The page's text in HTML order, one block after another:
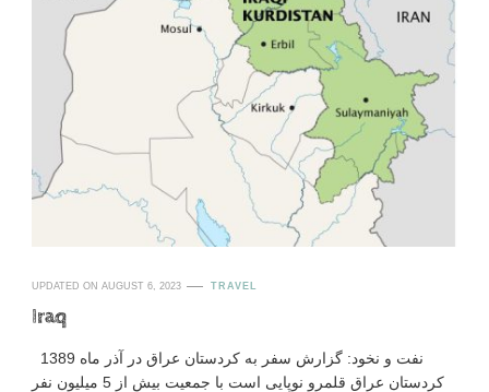
UPDATED ON AUGUST 6, 2023 TRAVEL
Iraq
کردستان عراق قلمرو نوپایی است با جمعیت بیش از 5 میلیون نفر